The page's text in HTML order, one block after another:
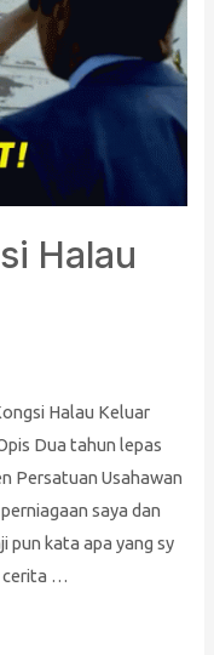
Halau
Halau Keluar
Dua tahun lepas
Persatuan Usahawan
saya dan
pun kata apa yang sy
cerita …